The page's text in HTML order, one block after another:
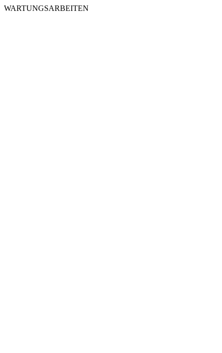
WARTUNGSARBEITEN